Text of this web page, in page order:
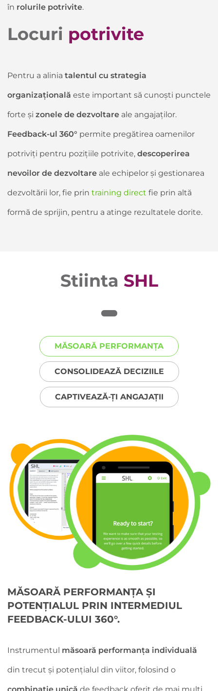
în rolurile potrivite.
Locuri potrivite
Pentru a alinia talentul cu strategia
organizațională este important să cunoști punctele
forte și zonele de dezvoltare ale angajaților.
Feedback-ul 360° permite pregătirea oamenilor
potriviți pentru pozițiile potrivite, descoperirea
nevoilor de dezvoltare ale echipelor și gestionarea
dezvoltării lor, fie prin training direct fie prin altă
formă de sprijin, pentru a atinge rezultatele dorite.
Stiinta SHL
MĂSOARĂ PERFORMANȚA
CONSOLIDEAZĂ DECIZIILE
CAPTIVEAZĂ-ȚI ANGAJAȚII
MĂSOARĂ PERFORMANȚA ȘI
POTENȚIALUL PRIN INTERMEDIUL
FEEDBACK-ULUI 360°.
Instrumentul măsoară performanța individuală
din trecut și potențialul din viitor, folosind o